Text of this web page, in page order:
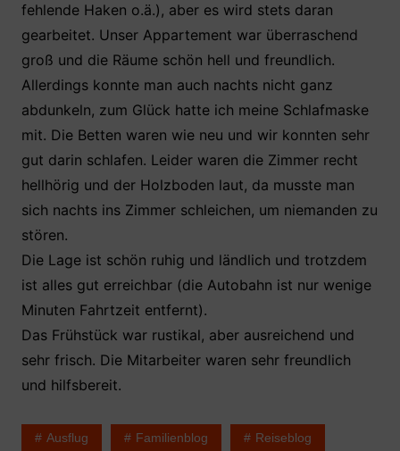
fehlende Haken o.ä.), aber es wird stets daran
gearbeitet. Unser Appartement war überraschend
groß und die Räume schön hell und freundlich.
Allerdings konnte man auch nachts nicht ganz
abdunkeln, zum Glück hatte ich meine Schlafmaske
mit. Die Betten waren wie neu und wir konnten sehr
gut darin schlafen. Leider waren die Zimmer recht
hellhörig und der Holzboden laut, da musste man
sich nachts ins Zimmer schleichen, um niemanden zu
stören.
Die Lage ist schön ruhig und ländlich und trotzdem
ist alles gut erreichbar (die Autobahn ist nur wenige
Minuten Fahrtzeit entfernt).
Das Frühstück war rustikal, aber ausreichend und
sehr frisch. Die Mitarbeiter waren sehr freundlich
und hilfsbereit.
Ausflug Familienblog Reiseblog